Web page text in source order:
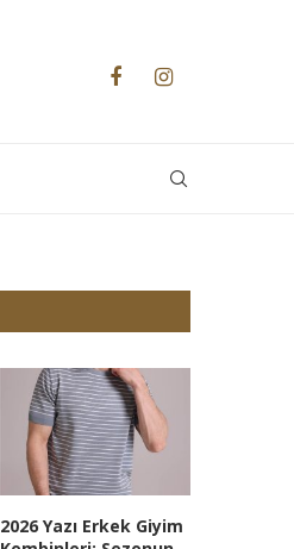
2026 Yazı Erkek Giyim